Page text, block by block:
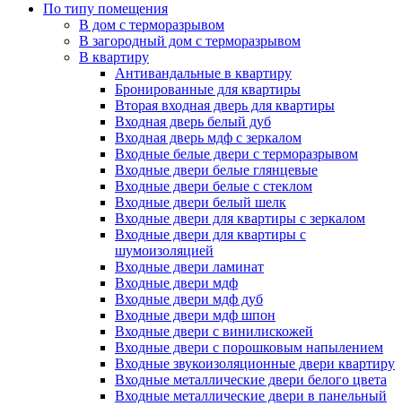
По типу помещения
В дом с терморазрывом
В загородный дом с терморазрывом
В квартиру
Антивандальные в квартиру
Бронированные для квартиры
Вторая входная дверь для квартиры
Входная дверь белый дуб
Входная дверь мдф с зеркалом
Входные белые двери с терморазрывом
Входные двери белые глянцевые
Входные двери белые с стеклом
Входные двери белый шелк
Входные двери для квартиры с зеркалом
Входные двери для квартиры с
шумоизоляцией
Входные двери ламинат
Входные двери мдф
Входные двери мдф дуб
Входные двери мдф шпон
Входные двери с винилискожей
Входные двери с порошковым напылением
Входные звукоизоляционные двери квартиру
Входные металлические двери белого цвета
Входные металлические двери в панельный